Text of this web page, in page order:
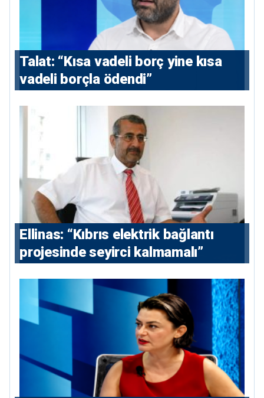
Talat: “Kısa vadeli borç yine kısa
vadeli borçla ödendi”
Ellinas: “Kıbrıs elektrik bağlantı
projesinde seyirci kalmamalı”